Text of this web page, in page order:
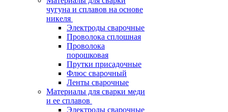
чугуна и сплавов на основе
никеля
Электроды сварочные
Проволока сплошная
Проволока
порошковая
Прутки присадочные
Флюс сварочный
Ленты сварочные
Материалы для сварки меди
и ее сплавов
Электроды сварочные